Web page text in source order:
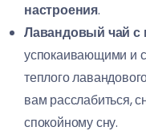
настроения.
Лавандовый чай с
успокаивающими и
теплого
вам расслабиться,
спокойному сну.